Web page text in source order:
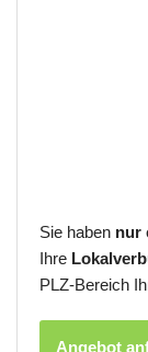
Sie haben nur
Ihre
PLZ-Bereich
Angebot